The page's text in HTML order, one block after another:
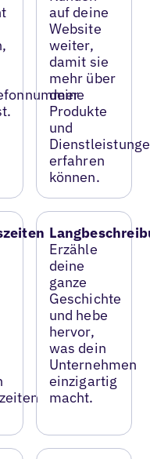
auf deine
Website
weiter,
damit sie
mehr über
deine
Produkte
und
erfahren
können.
Erzähle
deine
ganze
Geschichte
und hebe
hervor,
was dein
Unternehmen
einzigartig
macht.